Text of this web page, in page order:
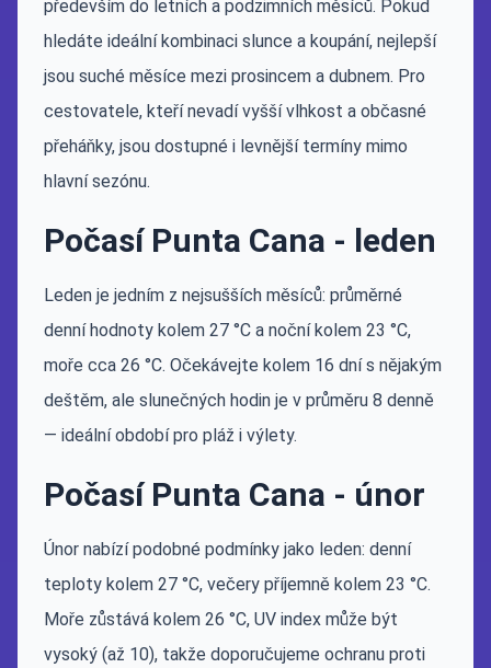
především do letních a podzimních měsíců. Pokud
hledáte ideální kombinaci slunce a koupání, nejlepší
jsou suché měsíce mezi prosincem a dubnem. Pro
cestovatele, kteří nevadí vyšší vlhkost a občasné
přeháňky, jsou dostupné i levnější termíny mimo
hlavní sezónu.
Počasí Punta Cana - leden
Leden je jedním z nejsušších měsíců: průměrné
denní hodnoty kolem 27 °C a noční kolem 23 °C,
moře cca 26 °C. Očekávejte kolem 16 dní s nějakým
deštěm, ale slunečných hodin je v průměru 8 denně
— ideální období pro pláž i výlety.
Počasí Punta Cana - únor
Únor nabízí podobné podmínky jako leden: denní
teploty kolem 27 °C, večery příjemně kolem 23 °C.
Moře zůstává kolem 26 °C, UV index může být
vysoký (až 10), takže doporučujeme ochranu proti